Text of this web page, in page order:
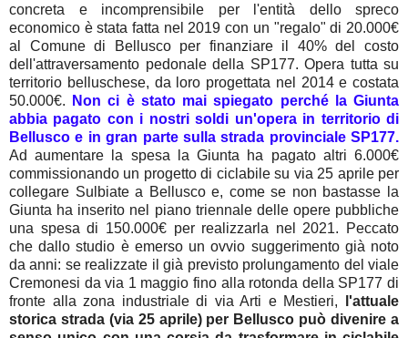
concreta e incomprensibile per l'entità dello spreco
economico è stata fatta nel 2019 con un "regalo" di 20.000€
al Comune di Bellusco per finanziare il 40% del costo
dell'attraversamento pedonale della SP177. Opera tutta su
territorio belluschese, da loro progettata nel 2014 e costata
50.000€.
Non ci è stato mai spiegato perché la Giunta
abbia pagato con i nostri soldi un'opera in territorio di
Bellusco e in gran parte sulla strada provinciale SP177.
Ad aumentare la spesa la Giunta ha pagatoaltri 6.000€
commissionando un progetto di ciclabile su via 25 aprile per
collegare Sulbiate a Bellusco e, come se non bastasse la
Giunta ha inserito nel piano triennale delle opere pubbliche
una spesa di 150.000€ per realizzarla nel 2021. Peccato
che dallo studio è emerso un ovvio suggerimento già noto
da anni: se realizzate il già previsto prolungamento del viale
Cremonesi da via 1 maggio fino alla rotonda della SP177 di
fronte alla zona industriale di via Arti e Mestieri,
l'attuale
storica strada (via 25 aprile) per Bellusco può divenire a